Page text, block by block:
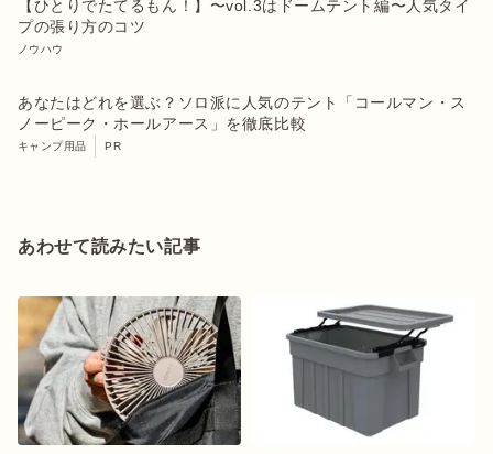
【ひとりでたてるもん！】〜vol.3はドームテント編〜人気タイ
プの張り方のコツ
ノウハウ
あなたはどれを選ぶ？ソロ派に人気のテント「コールマン・ス
ノーピーク・ホールアース」を徹底比較
キャンプ用品 PR
あわせて読みたい記事